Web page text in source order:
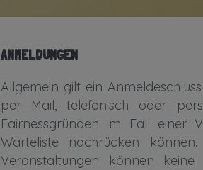
ANMELDUNGEN
Allgemein gilt ein
per Mail, telefonisch oder
Fairnessgründen im Fall einer
Warteliste nachrücken
Veranstaltungen können